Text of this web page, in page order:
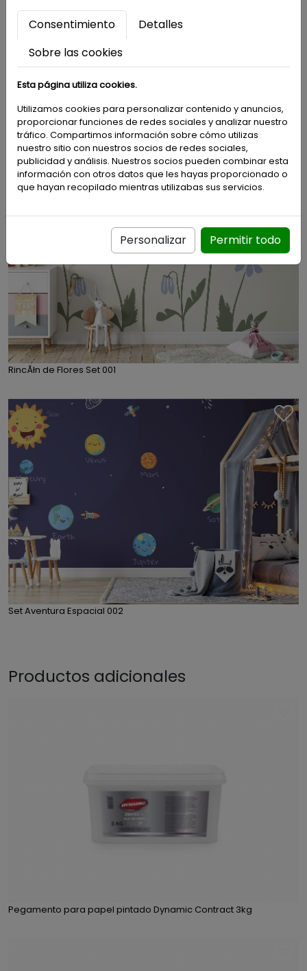
Set Aventura Espacial 003
RincĂłn de Flores Set 001
Set Aventura Espacial 002
Productos adicionales
Pegamento para papel pintado Dynamic Contract 3kg
Consentimiento
Detalles
Sobre las cookies
Esta página utiliza cookies.
Utilizamos cookies para personalizar contenido y anuncios,
proporcionar funciones de redes sociales y analizar nuestro
tráfico. Compartimos información sobre cómo utilizas
nuestro sitio con nuestros socios de redes sociales,
publicidad y análisis. Nuestros socios pueden combinar esta
información con otros datos que les hayas proporcionado o
que hayan recopilado mientras utilizabas sus servicios.
Personalizar Permitir todo